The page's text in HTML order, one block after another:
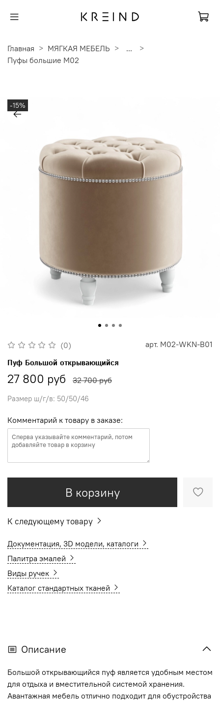
Главная МЯГКАЯ МЕБЕЛЬ
...
Пуфы большие M02
-15%
(0) арт. M02-WKN-B01
Пуф Большой открывающийся
27 800 руб 32 700 руб
Размер ш/г/в: 50/50/46
Комментарий к товару в заказе:
В корзину
К следующему товару
Документация, 3D модели, каталоги
Палитра эмалей
Виды ручек
Каталог стандартных тканей
Описание
Большой открывающийся пуф является удобным местом
для отдыха и вместительной системой хранения.
Авантажная мебель отлично подходит для обустройства